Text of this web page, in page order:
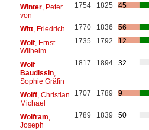
Winter, Peter
von
1754 1825 45
Witt, Friedrich 1770 1836
56
Wolf, Ernst
Wilhelm
1735 1792 12
Wolf
Baudissin,
Sophie Gräfin
1817 1894 32
Wolff, Christian
Michael
1707 1789 9
Wolfram
Joseph
1789 1839 50